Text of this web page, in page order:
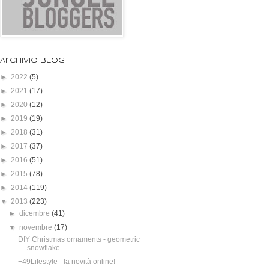
Archivio blog
► 2022 (5)
► 2021 (17)
► 2020 (12)
► 2019 (19)
► 2018 (31)
► 2017 (37)
► 2016 (51)
► 2015 (78)
► 2014 (119)
▼ 2013 (223)
►dicembre(41)
▼ novembre(17)
DIY Christmas ornaments - geometric
snowflake
+49Lifestyle - la novità online!